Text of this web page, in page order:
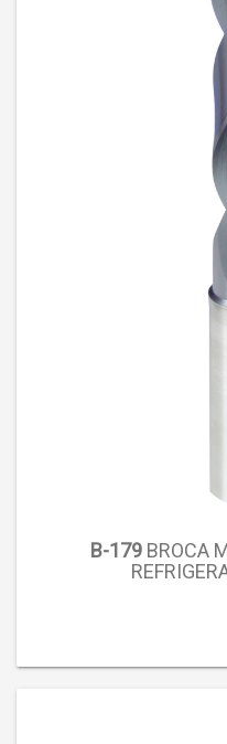
B-179BROCA